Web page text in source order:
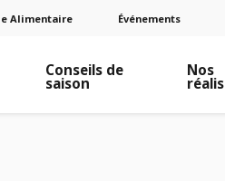
Alimentaire Événements
Conseils de
saison
Nos